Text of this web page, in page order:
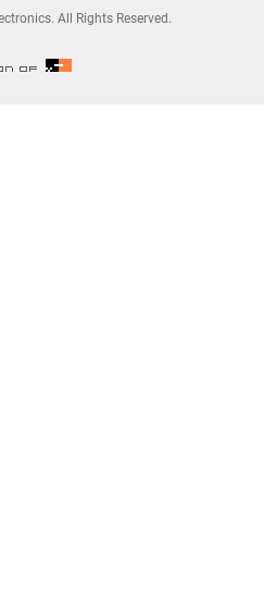
All Rights Reserved.